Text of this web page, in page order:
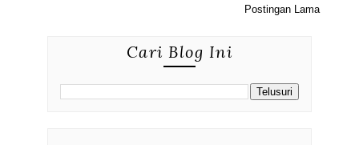
Postingan Lama
Cari Blog Ini